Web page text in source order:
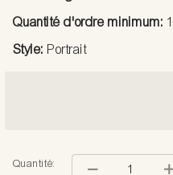
Quantité d'ordre minimum:
Style: Portrait
Quantité: